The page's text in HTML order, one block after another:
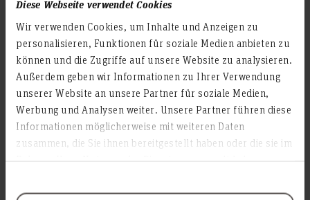
Diese Webseite verwendet Cookies
Wir verwenden Cookies, um Inhalte und Anzeigen zu
personalisieren, Funktionen für soziale Medien anbieten zu
können und die Zugriffe auf unsere Website zu analysieren.
Außerdem geben wir Informationen zu Ihrer Verwendung
unserer Website an unsere Partner für soziale Medien,
Werbung und Analysen weiter. Unsere Partner führen diese
Informationen möglicherweise mit weiteren Daten
zusammen, die Sie ihnen bereitgestellt haben oder die sie im
einen hohen Stellenwert im Studiengang Mechatronik.
Deshalb ist im 7. Semester ein mindestens zehnwöchiges
Praktikum bei einem qualifizierten Unternehmen
vorgesehen. Diese sogenannte
Praxisphase
bietet Ihnen
Gelegenheit, eine realistische Vorstellung von der
Berufswirklichkeit sowie den Möglichkeiten, Grenzen und
Herausforderungen des angestrebten Berufsfeldes zu
Praxis anzuwenden.